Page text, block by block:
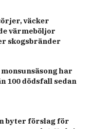
väcker
värmeböljor
skogsbränder
har
100 dödsfall sedan
byter förslag för